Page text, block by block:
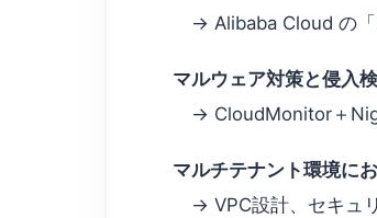
→ Alibaba Cloud の「
マルウェア対策と侵入
→ CloudMonitor＋
マルチテナント環境に
→ VPC設計、セキュ